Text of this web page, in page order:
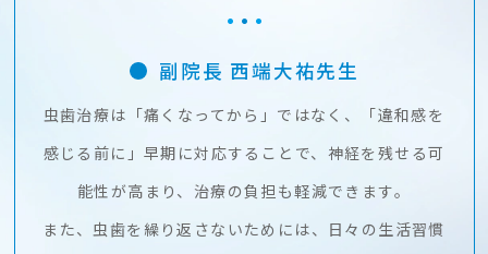
副院長 西端大祐先生
虫歯治療は「痛くなってから」ではなく、「違和感を
感じる前に」早期に対応することで、 神経を残せる可
能性が高まり、治療の負担も軽減できます。
また、虫歯を繰り返さないためには、日々の生活習慣